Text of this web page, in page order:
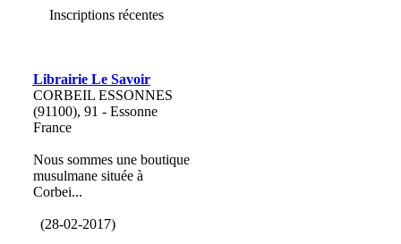
Inscriptions récentes
Librairie Le Savoir
CORBEIL ESSONNES
(91100), 91 - Essonne
France
Nous sommes une boutique
musulmane située à
Corbei...
(28-02-2017)